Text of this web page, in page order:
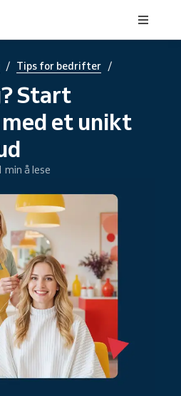
/ Tips for bedrifter /
Start
et unikt
min å lese